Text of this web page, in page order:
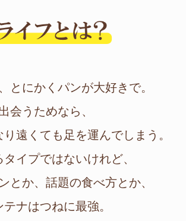
とにかくパンが大好きで。
会うためなら、
遠くても足を運んでしまう。
イプではないけれど、
とか、話題の食べ方とか、
ナはつねに最強。